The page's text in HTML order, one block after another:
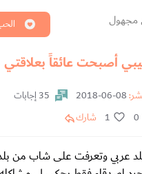
مجهول
أصبحت عائقاً بعلاقتي
35 إجابات
0
1 شارك
عربي وتعرفت على شاب من